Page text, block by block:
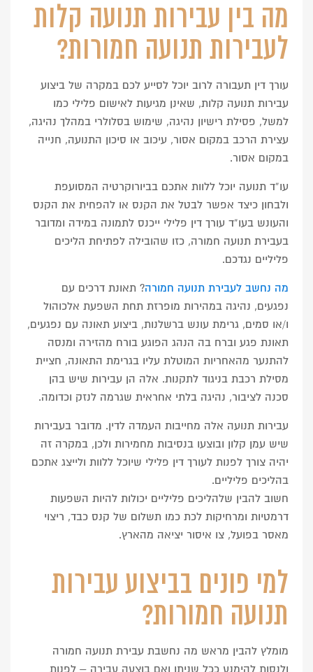
מה בין עבירות תנועה קלות
לעבירות תנועה חמורות?
עורך דין תעבורה לרוב יוכל לסייע לכם במקרה של ביצוע
עבירות תנועה קלות, שאינן מגיעות לאישום פלילי כמו
למשל, פסילת רישיון נהיגה, שימוש בסלולרי במהלך נהיגה,
עצירת הרכב במקום אסור, עיכוב או סיכון התנועה, חנייה
במקום אסור.
עו”ד תנועה יוכל ללוות אתכם בביורוקרטיה המסועפת
ולבחון כיצד אפשר לבטל את הקנס או להפחית את הקנס
והעונש בעו”ד עורך דין פלילי ייכנס לתמונה במידה ומדובר
בעבירת תנועה חמורה, כזו שהובילה לפתיחת הליכים
פליליים נגדכם.
מה נחשב לעבירת תנועה חמורה? תאונת דרכים עם
נפגעים, נהיגה במהירות מופרזת תחת השפעת אלכוהול
ו/או סמים, גרימת עונש ברשלנות, ביצוע תאונה עם נפגעים,
תאונת פגע וברח בה הנהג הפוגע בורח מהזירה ומנסה
להתנער מהאחריות המוטלת עליו בגרימת התאונה, חציית
מסילת רכבת בניגוד לתקנות. אלה הן עבירות שיש בהן
סכנה לציבור, נהיגה בלתי אחראית שגרמה לנזק וכדומה.
עבירות תנועה אלה מחייבות העמדה לדין. מדובר בעבירות
שיש עמן קלון ובוצעו בנסיבות מחמירות ולכן, במקרה זה
יהיה צורך לפנות לעורך דין פלילי שיוכל ללוות ולייצג אתכם
בהליכים פליליים.
חשוב להבין שלהליכים פליליים יכולות להיות השפעות
דרמטיות ומרחיקות לכת כמו תשלום של קנס כבד, ריצוי
מאסר בפועל, צו איסור יציאה מהארץ.
למי פונים בביצוע עבירות
תנועה חמורות?
מומלץ להבין מראש מה נחשבת עבירת תנועה חמורה
ולנסות להימנע ככל שניתן ואם בוצעה עבירה – לפנות